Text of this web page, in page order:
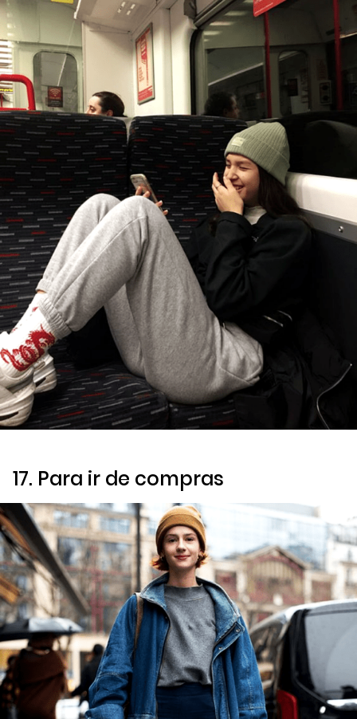
17. Para ir de compras